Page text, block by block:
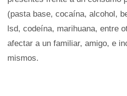
(pasta base, cocaína, alcohol,
lsd, codeína, marihuana, entre
afectar a un familiar, amigo, e
mismos.